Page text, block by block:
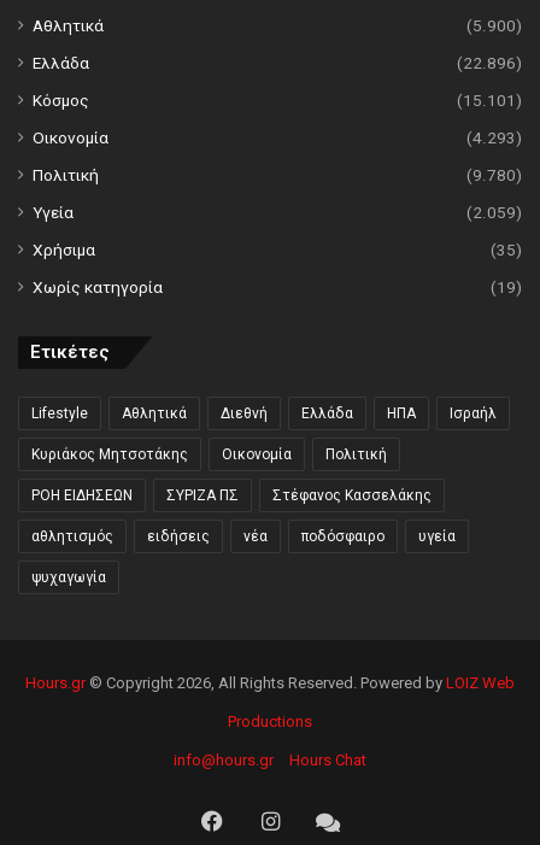
Αθλητικά
(5.900)
Ελλάδα
(22.896)
Κόσμος
(15.101)
Οικονομία
(4.293)
Πολιτική
(9.780)
Υγεία
(2.059)
Χρήσιμα
(35)
Χωρίς κατηγορία
(19)
Ετικέτες
Lifestyle Αθλητικά Διεθνή Ελλάδα ΗΠΑ Ισραήλ
Κυριάκος Μητσοτάκης Οικονομία Πολιτική
ΡΟΗ ΕΙΔΗΣΕΩΝ ΣΥΡΙΖΑ ΠΣ Στέφανος Κασσελάκης
αθλητισμός ειδήσεις νέα ποδόσφαιρο υγεία
ψυχαγωγία
Hours.gr© Copyright 2026, All Rights Reserved. Powered by LOIZ Web
Productions
info@hours.gr Hours Chat
FacebookInstagramHours